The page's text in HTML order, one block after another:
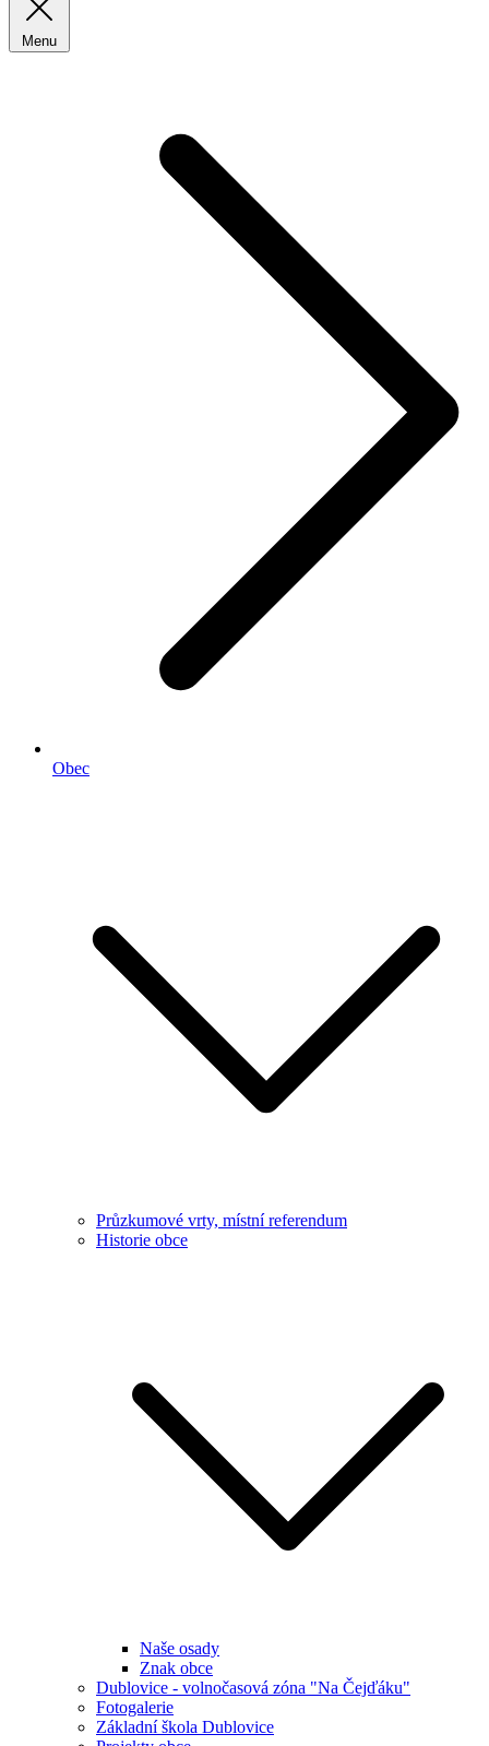
Menu
Obec
Průzkumové vrty, místní referendum
Historie obce
Naše osady
Znak obce
Dublovice - volnočasová zóna "Na Čejďáku"
Fotogalerie
Základní škola Dublovice